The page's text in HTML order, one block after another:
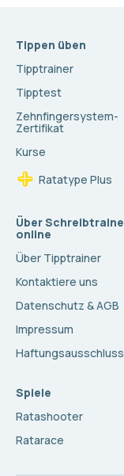
Tippen üben
Tipptrainer
Tipptest
Zehnfingersystem-
Zertifikat
Kurse
Ratatype Plus
Über
online
Über Tipptrainer
Kontaktiere uns
Datenschutz & AGB
Impressum
Haftungsausschluss
Spiele
Ratashooter
Ratarace